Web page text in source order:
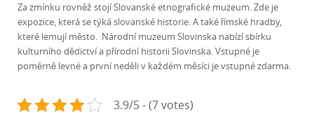
Za zmínku rovněž stojí Slovanské etnografické muzeum. Zde je
expozice, která se týká slovanské historie. A také římské hradby,
které lemují město. Národní muzeum Slovinska nabízí sbírku
kulturního dědictví a přírodní historii Slovinska. Vstupné je
poměrně levné a první neděli v každém měsíci je vstupné zdarma.
3.9/5 - (7 votes)